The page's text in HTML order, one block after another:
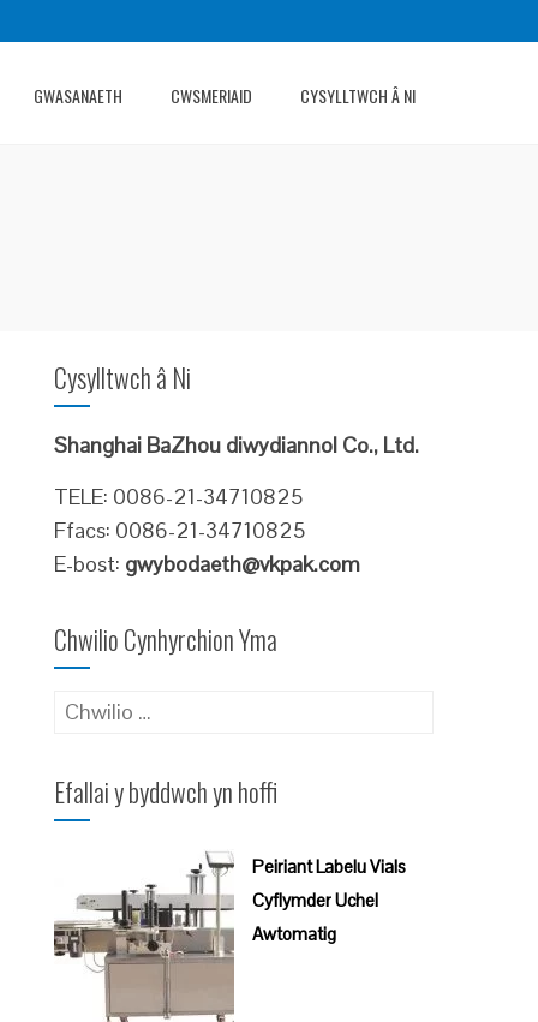
GWASANAETH CWSMERIAID CYSYLLTWCH Â NI
Cysylltwch â Ni
Shanghai BaZhou diwydiannol Co., Ltd.
TELE: 0086-21-34710825
Ffacs: 0086-21-34710825
E-bost: gwybodaeth@vkpak.com
Chwilio Cynhyrchion Yma
Chwilio
Efallai y byddwch yn hoffi
Peiriant Labelu Vials
Cyflymder Uchel
Awtomatig